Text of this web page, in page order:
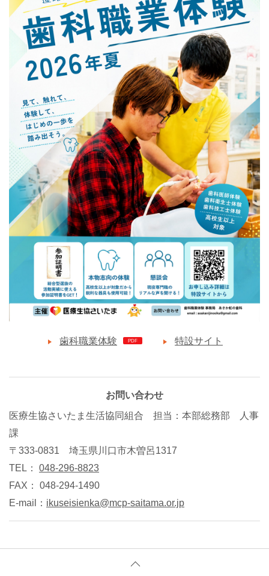
歯科職業体験 特設サイト
お問い合わせ
医療生協さいたま生活協同組合 担当：本部総務部 人事
課
〒333-0831 埼玉県川口市木曽呂1317
TEL： 048-296-8823
FAX： 048-294-1490
E-mail： ikuseisienka mcp-saitama.or.jp